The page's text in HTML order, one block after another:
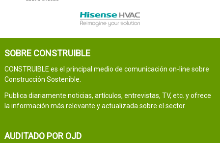
SOBRE CONSTRUIBLE
CONSTRUIBLE es el principal medio de comunicación on-line sobre
Construcción Sostenible.
Publica diariamente noticias, artículos, entrevistas, TV, etc. y ofrece
la información más relevante y actualizada sobre el sector.
AUDITADO POR OJD